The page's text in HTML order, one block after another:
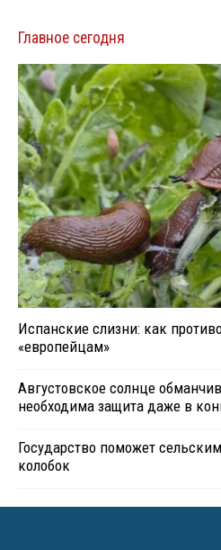
Главное сегодня
Испанские слизни: как
«европейцам»
Августовское солнце
необходима защита даже в
Государство поможет
колобок